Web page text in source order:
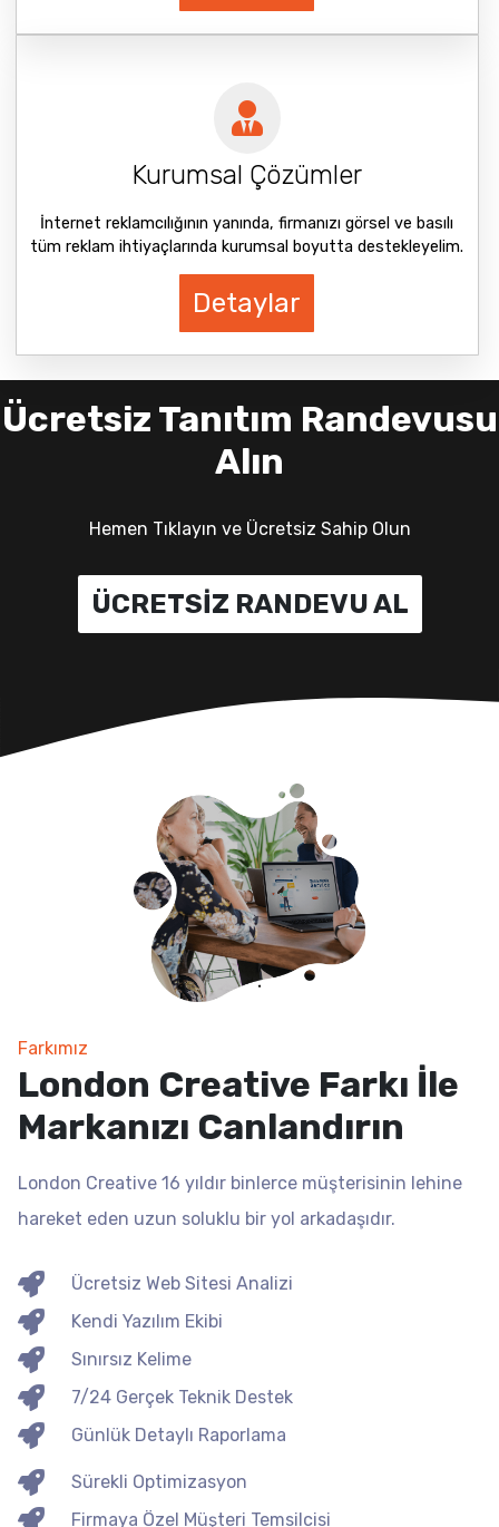
Kurumsal Çözümler
İnternet reklamcılığının yanında, firmanızı görsel ve basılı
tüm reklam ihtiyaçlarında kurumsal boyutta destekleyelim.
Detaylar
Ücretsiz Tanıtım Randevusu
Alın
Hemen Tıklayın ve Ücretsiz Sahip Olun
ÜCRETSİZ RANDEVU AL
Farkımız
London Creative Farkı İle
Markanızı Canlandırın
London Creative 16 yıldır binlerce müşterisinin lehine
hareket eden uzun soluklu bir yol arkadaşıdır.
Ücretsiz Web Sitesi Analizi
Kendi Yazılım Ekibi
Sınırsız Kelime
7/24 Gerçek Teknik Destek
Günlük Detaylı Raporlama
Sürekli Optimizasyon
Firmaya Özel Müşteri Temsilcisi